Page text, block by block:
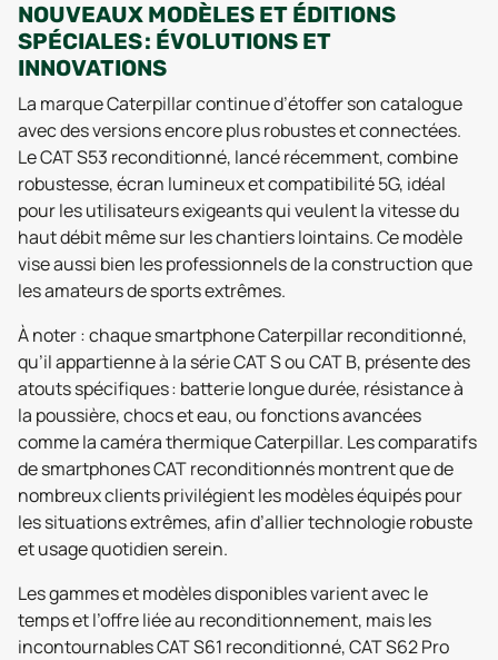
NOUVEAUX MODÈLES ET ÉDITIONS
SPÉCIALES : ÉVOLUTIONS ET
INNOVATIONS
La marque Caterpillar continue d’étoffer son catalogue
avec des versions encore plus robustes et connectées.
Le CAT S53 reconditionné, lancé récemment, combine
robustesse, écran lumineux et compatibilité 5G, idéal
pour les utilisateurs exigeants qui veulent la vitesse du
haut débit même sur les chantiers lointains. Ce modèle
vise aussi bien les professionnels de la construction que
les amateurs de sports extrêmes.
À noter : chaque smartphone Caterpillar reconditionné,
qu’il appartienne à la série CAT S ou CAT B, présente des
atouts spécifiques : batterie longue durée, résistance à
la poussière, chocs et eau, ou fonctions avancées
comme la caméra thermique Caterpillar. Les comparatifs
de smartphones CAT reconditionnés montrent que de
nombreux clients privilégient les modèles équipés pour
les situations extrêmes, afin d’allier technologie robuste
et usage quotidien serein.
Les gammes et modèles disponibles varient avec le
temps et l’offre liée au reconditionnement, mais les
incontournables CAT S61 reconditionné, CAT S62 Pro